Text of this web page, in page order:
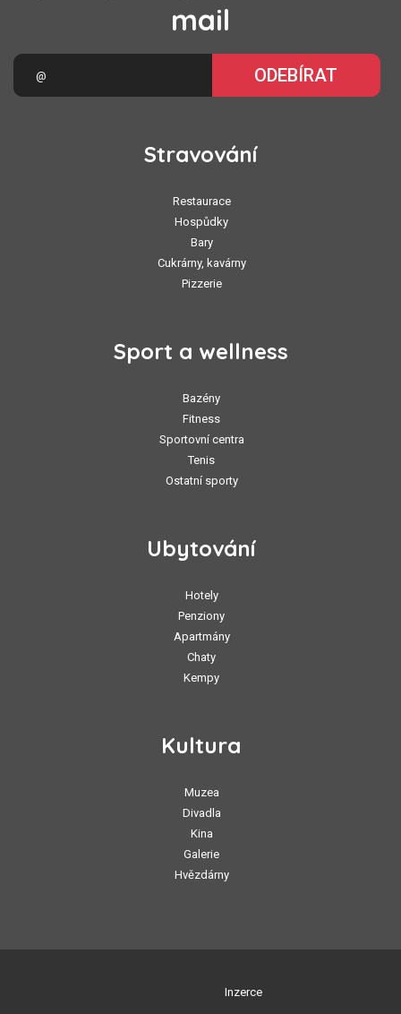
mail
ODEBÍRAT
Stravování
Restaurace
Hospůdky
Bary
Cukrárny, kavárny
Pizzerie
Sport a wellness
Bazény
Fitness
Sportovní centra
Tenis
Ostatní sporty
Ubytování
Hotely
Penziony
Apartmány
Chaty
Kempy
Kultura
Muzea
Divadla
Kina
Galerie
Hvězdárny
Inzerce